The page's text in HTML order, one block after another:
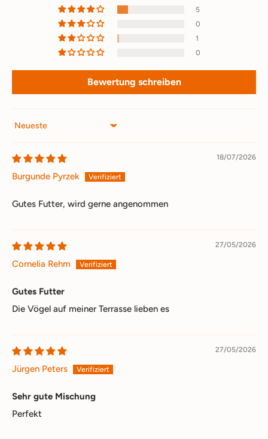
5
0
1
0
Bewertung schreiben
Sort by
18/07/2026
Burgunde Pyrzek
Gutes Futter, wird gerne angenommen
27/05/2026
Cornelia Rehm
Gutes Futter
Die Vögel auf meiner Terrasse lieben es
27/05/2026
Jürgen Peters
Sehr gute Mischung
Perfekt